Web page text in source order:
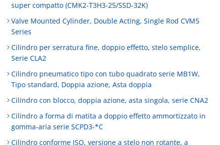
super compatto (CMK2-T3H3-25/SSD-32K)
Valve Mounted Cylinder, Double Acting, Single Rod CVM5
Series
Cilindro per serratura fine, doppio effetto, stelo semplice,
Serie CLA2
Cilindro pneumatico tipo con tubo quadrato serie MB1W,
Tipo standard, Doppia azione, Asta doppia
Cilindro con blocco, doppia azione, asta singola, serie CNA2
Cilindro a forma di matita a doppio effetto ammortizzato in
gomma-aria serie SCPD3-*C
Cilindro conforme ISO, versione a stelo non rotante, a